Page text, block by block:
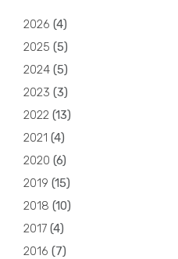
2026 (4)
2025 (5)
2024 (5)
2023 (3)
2022 (13)
2021 (4)
2020 (6)
2019 (15)
2018 (10)
2017 (4)
2016 (7)